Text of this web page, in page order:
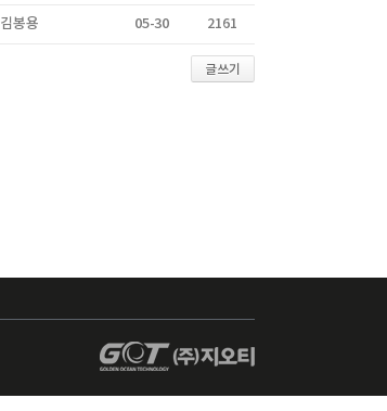
김봉용 05-30 2161
글쓰기